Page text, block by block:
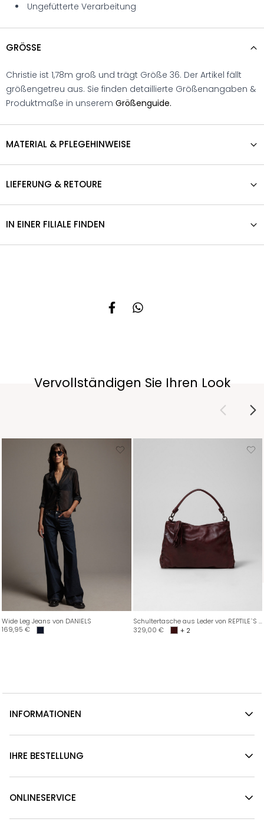
Ungefütterte Verarbeitung
GRÖSSE
Christie ist 1,78m groß und trägt Größe 36. Der Artikel fällt
größengetreu aus. Sie finden detaillierte Größenangaben &
Produktmaße in unserem Größenguide.
MATERIAL & PFLEGEHINWEISE
LIEFERUNG & RETOURE
IN EINER FILIALE FINDEN
Vervollständigen Sie Ihren Look
Wide Leg Jeans von DANIELS
169,95 €
Schultertasche aus Leder von REPTILE`S HOUSE
329,00 € + 2
INFORMATIONEN
IHRE BESTELLUNG
ONLINESERVICE